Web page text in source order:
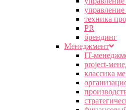
техника
PR
брендинг
Менеджмент
IT-
project-
классика